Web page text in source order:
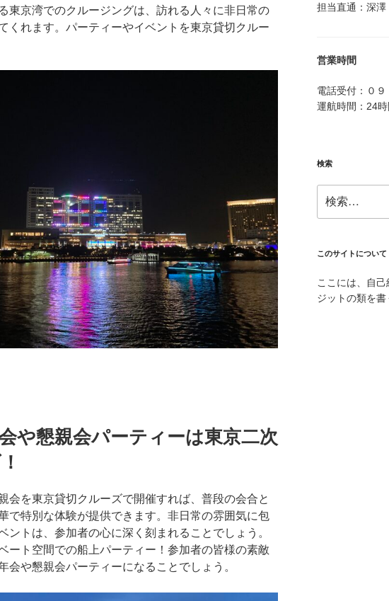
東京湾でのクルージングは、訪れる人々に非日常の
くれます。パーティーやイベントを東京貸切クルー
や懇親会パーティーは東京二次
会を東京貸切クルーズで開催すれば、普段の会合と
で特別な体験が提供できます。非日常の雰囲気に包
ントは、参加者の心に深く刻まれることでしょう。
ート空間での船上パーティー！参加者の皆様の素敵
会や懇親会パーティーになることでしょう。
担当直通：深
営業時間
電話受付：０９
運航時間：24
検索
索:
このサイトについて
ここには、自
ジットの類を書